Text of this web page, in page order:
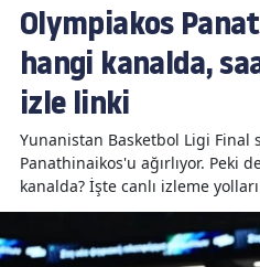
Olympiakos
hangi kanalda,
izle linki
Yunanistan Basketbol Ligi Final
Panathinaikos'u ağırlıyor. Peki
kanalda? İşte canlı izleme yolları